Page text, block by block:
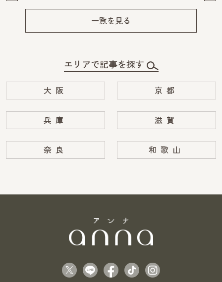
一覧を見る
エリアで記事を探す
大阪 京都
兵庫 滋賀
奈良 和歌山